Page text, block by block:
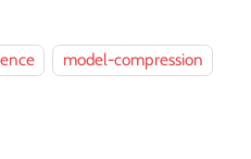
model-compression